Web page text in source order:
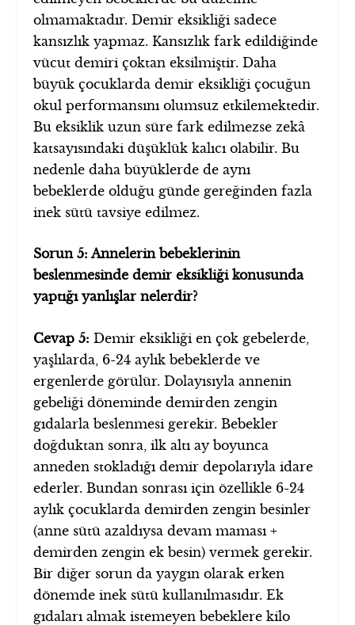
olmamaktadır. Demir eksikliği sadece
kansızlık yapmaz. Kansızlık fark edildiğinde
vücut demiri çoktan eksilmiştir. Daha
büyük çocuklarda demir eksikliği çocuğun
okul performansını olumsuz etkilemektedir.
Bu eksiklik uzun süre fark edilmezse zekâ
katsayısındaki düşüklük kalıcı olabilir. Bu
nedenle daha büyüklerde de aynı
bebeklerde olduğu günde gereğinden fazla
inek sütü tavsiye edilmez.
Sorun 5: Annelerin bebeklerinin
beslenmesinde demir eksikliği konusunda
yaptığı yanlışlar nelerdir?
Cevap 5: Demir eksikliği en çok gebelerde,
yaşlılarda, 6-24 aylık bebeklerde ve
ergenlerde görülür. Dolayısıyla annenin
gebeliği döneminde demirden zengin
gıdalarla beslenmesi gerekir. Bebekler
doğduktan sonra, ilk altı ay boyunca
anneden stokladığı demir depolarıyla idare
ederler. Bundan sonrası için özellikle 6-24
aylık çocuklarda demirden zengin besinler
(anne sütü azaldıysa devam maması +
demirden zengin ek besin) vermek gerekir.
Bir diğer sorun da yaygın olarak erken
dönemde inek sütü kullanılmasıdır. Ek
gıdaları almak istemeyen bebeklere kilo